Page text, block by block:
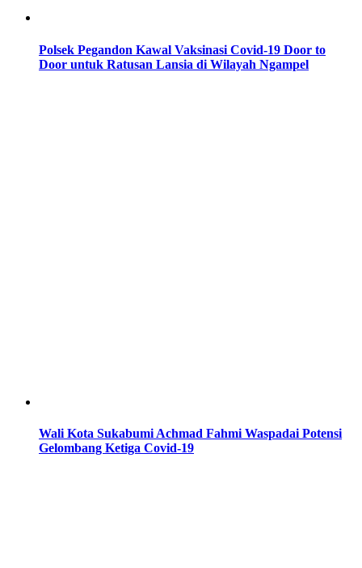
Polsek Pegandon Kawal Vaksinasi Covid-19 Door to
Door untuk Ratusan Lansia di Wilayah Ngampel
Wali Kota Sukabumi Achmad Fahmi Waspadai Potensi
Gelombang Ketiga Covid-19